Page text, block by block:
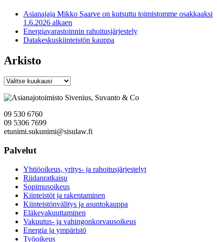
Asianajaja Mikko Saarve on kutsuttu toimistomme osakkaaksi
1.6.2026 alkaen
Energiavarastoinnin rahoitusjärjestely
Datakeskuskiinteistön kauppa
Arkisto
Arkisto
09 530 6760
09 5306 7699
etunimi.sukunimi@sisulaw.fi
Palvelut
Yhtiöoikeus, yritys- ja rahoitusjärjestelyt
Riidanratkaisu
Sopimusoikeus
Kiinteistöt ja rakentaminen
Kiinteistönvälitys ja asuntokauppa
Eläkevakuuttaminen
Vakuutus- ja vahingonkorvausoikeus
Energia ja ympäristö
Työoikeus